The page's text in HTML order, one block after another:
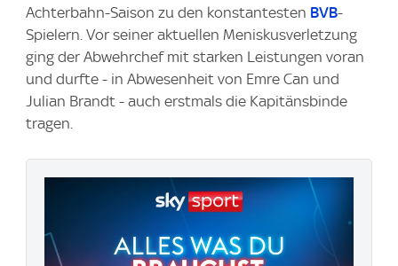
Achterbahn-Saison zu den konstantesten BVB-
Spielern. Vor seiner aktuellen Meniskusverletzung
ging der Abwehrchef mit starken Leistungen voran
und durfte - in Abwesenheit von Emre Can und
Julian Brandt - auch erstmals die Kapitänsbinde
tragen.